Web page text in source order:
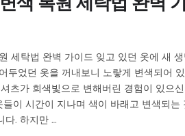
세탁법 완벽 가이드 잊고 있던 옷에 새 생
두었던 옷을 꺼내보니 노랗게 변색되어
츠가 회색빛으로 변해버린 경험이 있으
들이 시간이 지나며 색이 바래고 변색되는
다. 하지만 …